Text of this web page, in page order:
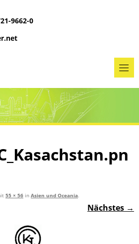
9662-0
55 × 56 in Asien und Oceania.
Nächstes →